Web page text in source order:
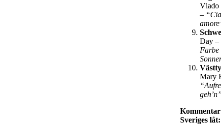
Vlado
–
Day –
Farbe
Mary
Sveriges låt: